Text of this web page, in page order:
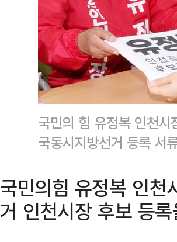
국민의 힘 유정복 인천
국동시지방선거 등록 서
국민의힘 유정복 인
거 인천시장 후보 등